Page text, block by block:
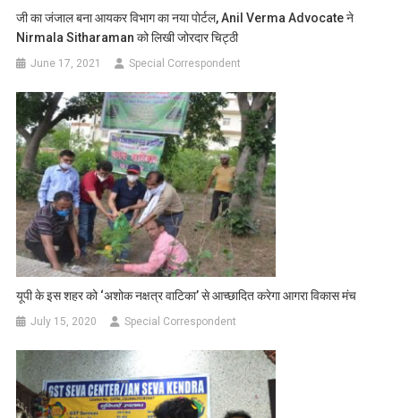
जी का जंजाल बना आयकर विभाग का नया पोर्टल, Anil Verma Advocate ने
Nirmala Sitharaman को लिखी जोरदार चिट्ठी
June 17, 2021 Special Correspondent
यूपी के इस शहर को ‘अशोक नक्षत्र वाटिका’ से आच्छादित करेगा आगरा विकास मंच
July 15, 2020 Special Correspondent